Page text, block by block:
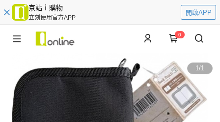
京站ｉ購物
立刻使用官方APP
開啟APP
0
1/1